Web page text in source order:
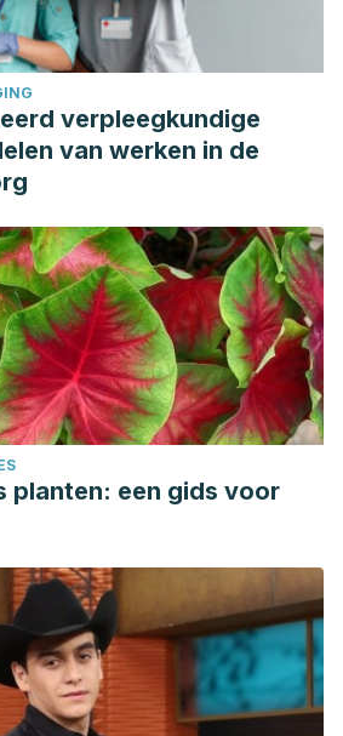
triclosan
B, Dussenne M, Klaren PH,
exposure results in alterations
status and retarded early development
in Cyprinodon variegatus. Aquat
27810487.
And Why They Aren’t True. (April
Dermatology.
the-top-12-acne-myths/
Butter to a Burn Aids Healing and
Winchester Hospital.
health-library/article?
SH, Lee AY, Choi JS, Ahn YS. A case
doi:10.5021/ad.2009.21.3.308
29, 2021). Mi papá toma plata coloidal
Clínica Mayo.
es-es/healthy-
expert-answers/colloidal-
verpleegkundige
van werken in de
planten: een gids voor